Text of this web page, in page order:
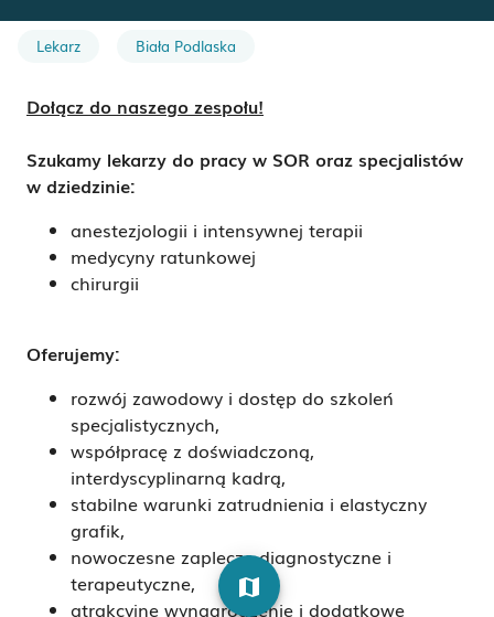
Lekarz Biała Podlaska
Dołącz do naszego zespołu!
Szukamy lekarzy do pracy w SOR oraz specjalistów
w dziedzinie:
anestezjologii i intensywnej terapii
medycyny ratunkowej
chirurgii
Oferujemy:
rozwój zawodowy i dostęp do szkoleń
specjalistycznych,
współpracę z doświadczoną,
interdyscyplinarną kadrą,
stabilne warunki zatrudnienia i elastyczny
grafik,
nowoczesne zaplecze diagnostyczne i
terapeutyczne,
atrakcyjne wynagrodzenie i dodatkowe
map